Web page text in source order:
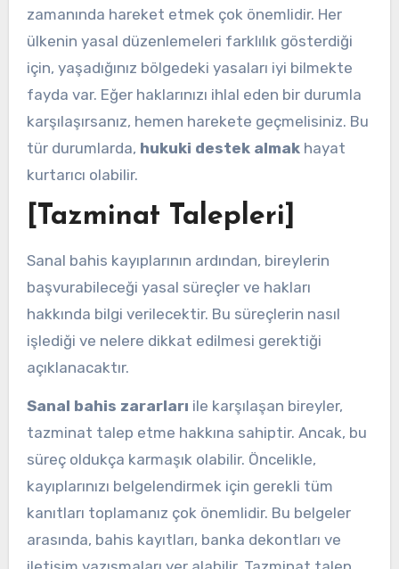
zamanında hareket etmek çok önemlidir. Her
ülkenin yasal düzenlemeleri farklılık gösterdiği
için, yaşadığınız bölgedeki yasaları iyi bilmekte
fayda var. Eğer haklarınızı ihlal eden bir durumla
karşılaşırsanız, hemen harekete geçmelisiniz. Bu
tür durumlarda, hukuki destek almakhayat
kurtarıcı olabilir.
[Tazminat Talepleri]
Sanal bahis kayıplarının ardından, bireylerin
başvurabileceği yasal süreçler ve hakları
hakkında bilgi verilecektir. Bu süreçlerin nasıl
işlediği ve nelere dikkat edilmesi gerektiği
açıklanacaktır.
Sanal bahis zararları ile karşılaşan bireyler,
tazminat talep etme hakkına sahiptir. Ancak, bu
süreç oldukça karmaşık olabilir. Öncelikle,
kayıplarınızı belgelendirmek için gerekli tüm
kanıtları toplamanız çok önemlidir. Bu belgeler
arasında, bahis kayıtları, banka dekontları ve